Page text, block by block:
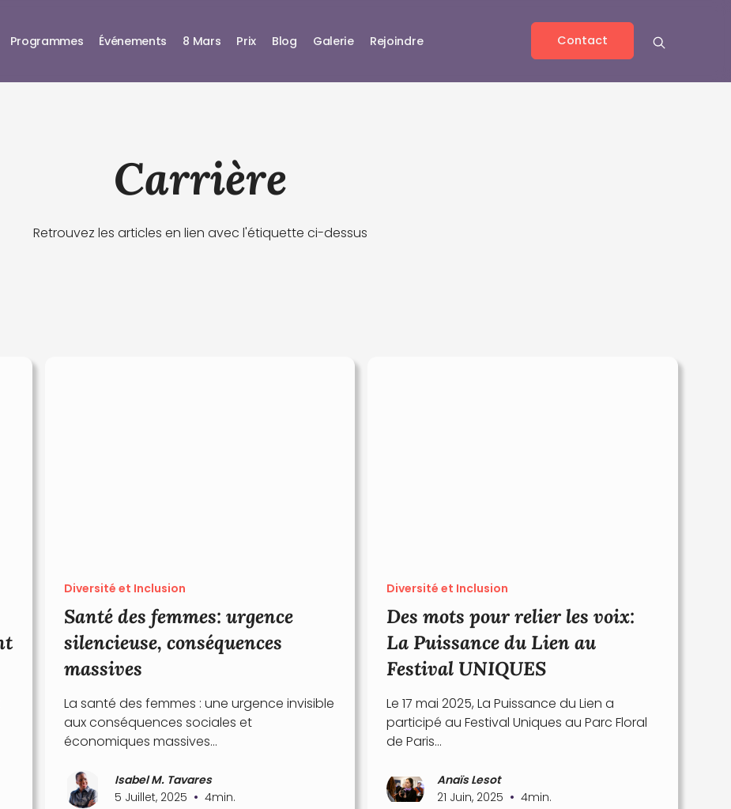
Programmes Événements 8 Mars Prix Blog Galerie Rejoindre Contact
Carrière
Retrouvez les articles en lien avec l'étiquette ci-dessus
Diversité et Inclusion
Santé des femmes: urgence
silencieuse, conséquences
massives
La santé des femmes : une urgence invisible
aux conséquences sociales et
économiques massives…
Isabel M. Tavares
5 Juillet, 2025 • 4min.
Diversité et Inclusion
Des mots pour relier les voix:
La Puissance du Lien au
Festival UNIQUES
Le 17 mai 2025, La Puissance du Lien a
participé au Festival Uniques au Parc Floral
de Paris…
Anaïs Lesot
21 Juin, 2025 • 4min.